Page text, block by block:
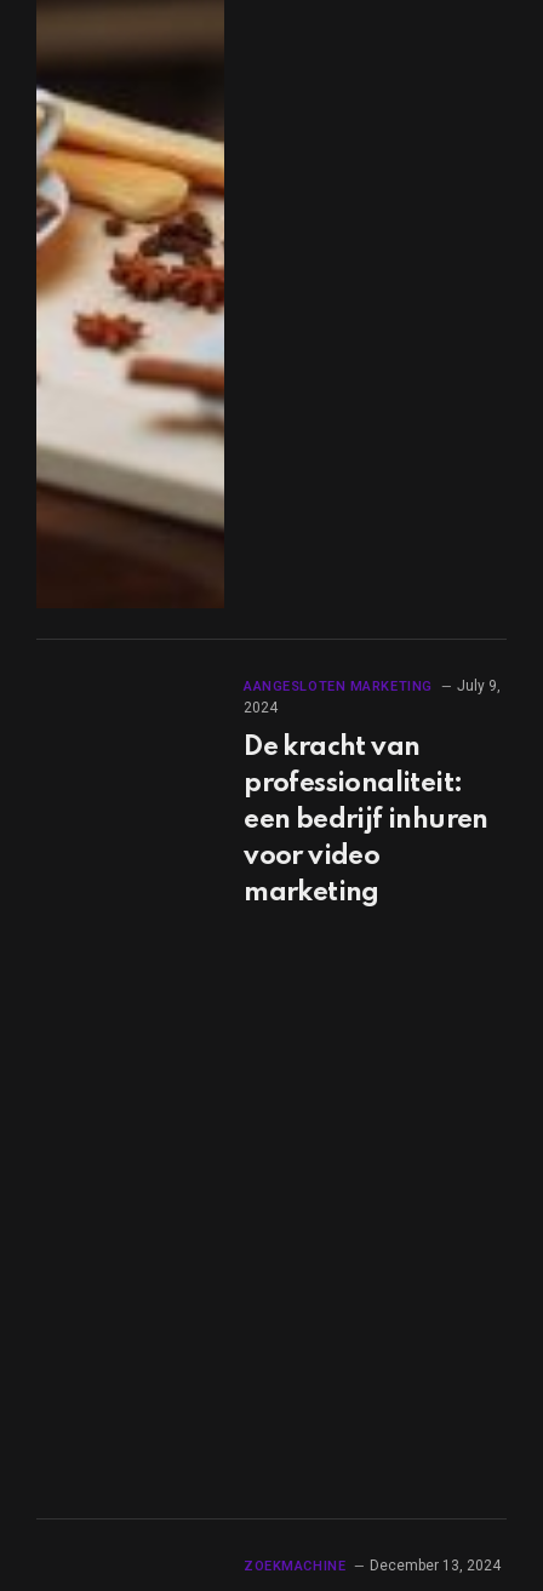
AANGESLOTEN MARKETING
July 9,
2024
De kracht van
professionaliteit:
een bedrijf inhuren
voor video
marketing
ZOEKMACHINE December 13, 2024